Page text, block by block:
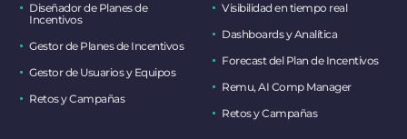
Diseñador de Planes de
Incentivos
Gestor de Planes de Incentivos
Gestor de Usuarios y Equipos
Retos y Campañas
Visibilidad en tiempo real
Dashboards y Analítica
Forecast del Plan de Incentivos
Remu, AI Comp Manager
Retos y Campañas